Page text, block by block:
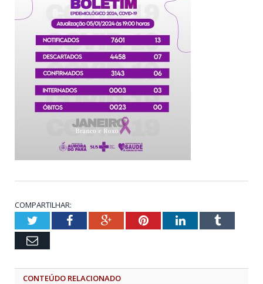
COMPARTILHAR:
TwitterFacebookGoogle+PinterestLinkedInTumblr
Email
CONTEÚDO RELACIONADO